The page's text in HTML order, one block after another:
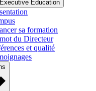
Education
sa formation
du Directeur
et qualité